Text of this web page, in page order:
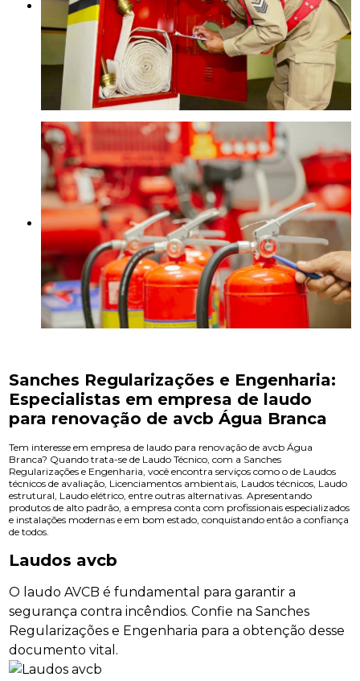
Sanches Regularizações e Engenharia:
Especialistas em empresa de laudo
para renovação de avcb Água Branca
Tem interesse em empresa de laudo para renovação de avcb Água
Branca? Quando trata-se de Laudo Técnico, com a Sanches
Regularizações e Engenharia, você encontra serviços como o de Laudos
técnicos de avaliação, Licenciamentos ambientais, Laudos técnicos, Laudo
estrutural, Laudo elétrico, entre outras alternativas. Apresentando
produtos de alto padrão, a empresa conta com profissionais especializados
e instalações modernas e em bom estado, conquistando então a confiança
de todos.
Laudos avcb
O laudo AVCB é fundamental para garantir a
segurança contra incêndios. Confie na Sanches
Regularizações e Engenharia para a obtenção desse
documento vital.